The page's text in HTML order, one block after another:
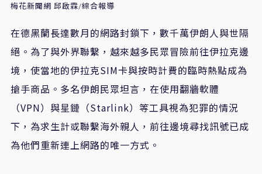
梅花新聞網 邱啟霖/綜合報導
在德黑蘭長達數月的網路封鎖下，數千萬伊朗人與世隔
絕。為了與外界聯繫，越來越多民眾冒險前往伊拉克邊
境，使當地的伊拉克SIM卡與按時計費的臨時熱點成為
搶手商品。多名伊朗民眾坦言，在使用翻牆軟體
（VPN）與星鏈（Starlink）等工具視為犯罪的情況
下，為求生計或聯繫海外親人，前往邊境尋找訊號已成
為他們重新連上網路的唯一方式。